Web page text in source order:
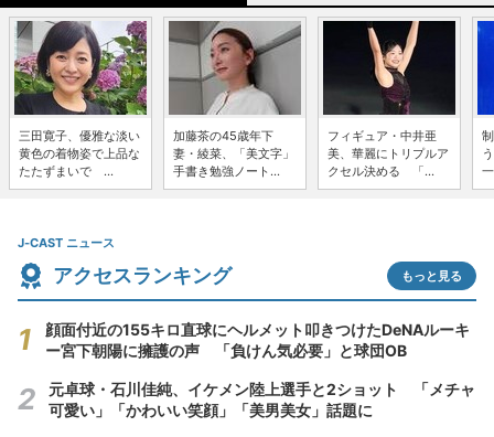
三田寛子、優雅な淡い
黄色の着物姿で上品な
たたずまいで ...
加藤茶の45歳年下
妻・綾菜、「美文字」
手書き勉強ノート...
フィギュア・中井亜
美、華麗にトリプルア
クセル決める 「...
J-CAST ニュース
アクセスランキング もっと見る
顔面付近の155キロ直球にヘルメット叩きつけたDeNAルーキ
ー宮下朝陽に擁護の声 「負けん気必要」と球団OB
元卓球・石川佳純、イケメン陸上選手と2ショット 「メチャ
可愛い」「かわいい笑顔」「美男美女」話題に